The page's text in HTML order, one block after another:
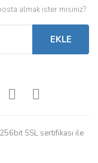
almak ister misiniz?
EKLE
SSL sertifikası ile